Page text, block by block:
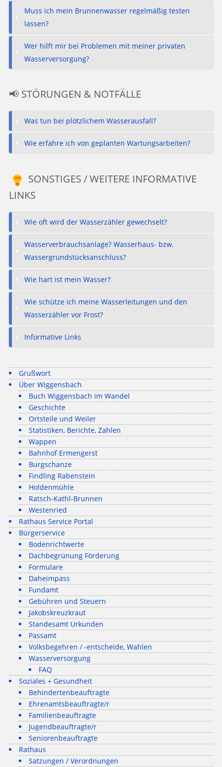
Muss ich mein Brunnenwasser regelmäßig testen
lassen?
Wer hilft mir bei Problemen mit meiner privaten
Wasserversorgung?
📢 STÖRUNGEN & NOTFÄLLE
Was tun bei plötzlichem Wasserausfall?
Wie erfahre ich von geplanten Wartungsarbeiten?
SONSTIGES / WEITERE INFORMATIVE
LINKS
Wie oft wird der Wasserzähler gewechselt?
Wasserverbrauchsanlage? Wasserhaus- bzw.
Wassergrundstücksanschluss?
Wie hart ist mein Wasser?
Wie schütze ich meine Wasserleitungen und den
Wasserzähler vor Frost?
Informative Links
Grußwort
Über Wiggensbach
Buch Wiggensbach im Wandel
Geschichte
Ortsteile und Weiler
Statistiken, Berichte, Zahlen
Wappen
Bahnhof Ermengerst
Burgschanze
Findling Rabenstein
Holdenmühle
Ratsch-Kathl-Brunnen
Westenried
Rathaus Service Portal
Bürgerservice
Bodenrichtwerte
Dachbegrünung Förderung
Formulare
Daheimpass
Fundamt
Gebühren und Steuern
Jakobskreuzkraut
Standesamt Urkunden
Passamt
Volksbegehren / -entscheide, Wahlen
Wasserversorgung
FAQ
Soziales + Gesundheit
Behindertenbeauftragte
Ehrenamtsbeauftragte/r
Familienbeauftragte
Jugendbeauftragte/r
Seniorenbeauftragte
Rathaus
Satzungen / Verordnungen